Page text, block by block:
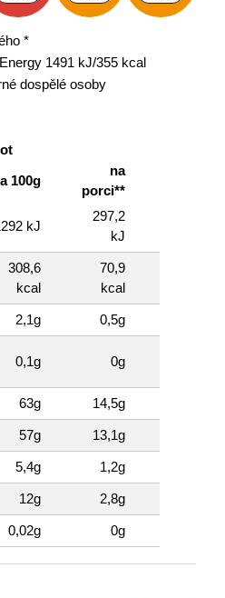
*
1491 kJ/355 kcal
dospělé osoby
100g
na
porci**
kJ
297,2
kJ
308,6
kcal
70,9
kcal
2,1g 0,5g
0,1g 0g
63g 14,5g
57g 13,1g
5,4g 1,2g
12g 2,8g
0,02g 0g